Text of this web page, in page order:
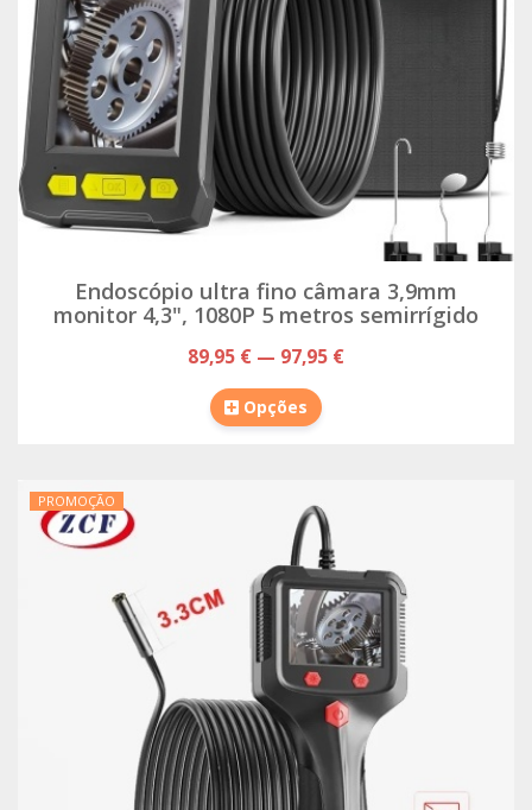
Endoscópio ultra fino câmara 3,9mm
monitor 4,3", 1080P 5 metros semirrígido
89,95 € — 97,95 €
Opções
PROMOÇÃO